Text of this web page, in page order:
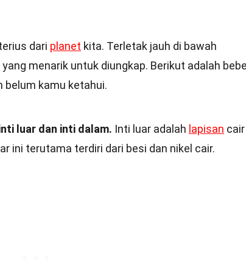
dari planet kita. Terletak jauh di bawah
menarik untuk diungkap. Berikut adalah
belum kamu ketahui.
luar dan inti dalam. Inti luar adalah lapisan
ini terutama terdiri dari besi dan nikel cair.